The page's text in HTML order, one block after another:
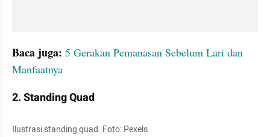
Baca juga: 5 Gerakan Pemanasan Sebelum Lari dan
Manfaatnya
2. Standing Quad
Ilustrasi standing quad. Foto: Pexels